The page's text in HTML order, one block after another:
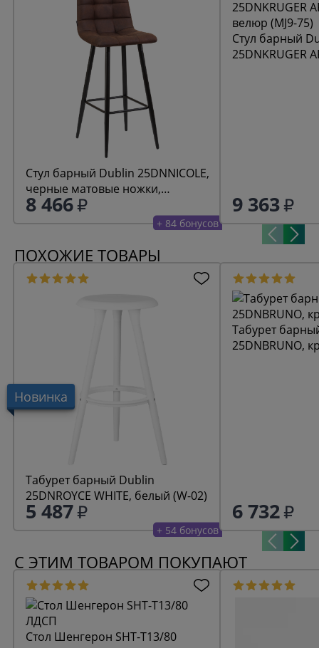
Стул барный Dublin 25DNNICOLE,
черные матовые ножки,
коричневая микрофибра (PK-03)
8 466
+ 84 бонусов
Стул барный
25DNKRUGER
9 363
ПОХОЖИЕ ТОВАРЫ
Новинка
Табурет барный Dublin
25DNROYCE WHITE, белый (W-02)
5 487
+ 54 бонусов
Табурет
25DNBRUNO,
6 732
С ЭТИМ ТОВАРОМ ПОКУПАЮТ
Стол Шенгерон SHT-T13/80